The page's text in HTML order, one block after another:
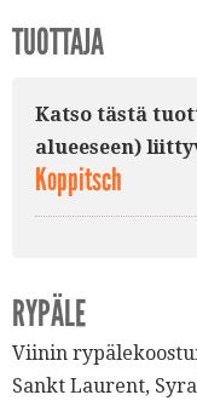
TUOTTAJA
Katso tästä
alueeseen)
Koppitsch
RYPÄLE
Viinin
Sankt Laurent,